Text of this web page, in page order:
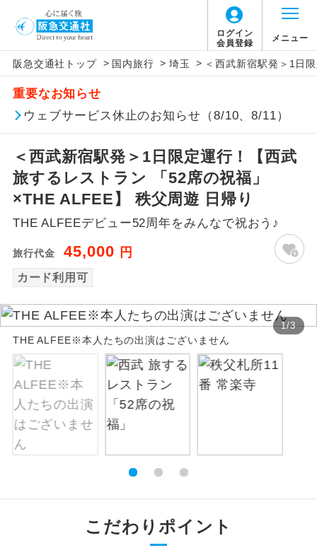
ログイン
会員登録
メニュー
阪急交通社トップ > 国内旅行 > 埼玉 > ＜西武新宿駅発＞1日
重要なお知らせ
ウェブサービス休止のお知らせ（8/10、8/11）
＜西武新宿駅発＞1日限定運行！【西武
旅するレストラン 「52席の祝福」
×THE ALFEE】 秩父周遊 日帰り
THE ALFEEデビュー52周年をみんなで祝おう♪
旅行代金 45,000 円
カード利用可
1/3
THE ALFEE※本人たちの出演はございません
こだわりポイント
アイコン 説明
添乗員同行
往路出発空港（駅）から復路到着空港
（駅）まで同行します。
現地添乗員同
行
現地到着空港（駅）から最終日出発空港
（駅）まで添乗員が同行します。
バスガイド乗
務
バスガイドが乗務し、車内での観光案内
があります。
新コース 初登場のコースです。
然遺産を訪ねるコースです。
絶景 絶景スポットに立ち寄るコースです。
温泉 温泉地にも宿泊するコースです。
露天風呂
ご宿泊ホテルに露天風呂が付いていま
す。
ご宿泊ホテルに大浴場が付いています。
全てのお食事が付いていますので、お食
事の心配はいりません。（機内食を除
く）